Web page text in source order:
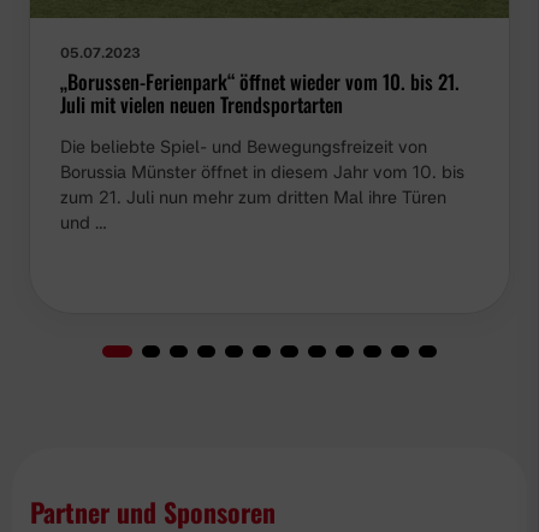
05.07.2023
„Borussen-Ferienpark“ öffnet wieder vom 10. bis 21.
Juli mit vielen neuen Trendsportarten
Die beliebte Spiel- und Bewegungsfreizeit von
Borussia Münster öffnet in diesem Jahr vom 10. bis
zum 21. Juli nun mehr zum dritten Mal ihre Türen
und …
Partner und Sponsoren